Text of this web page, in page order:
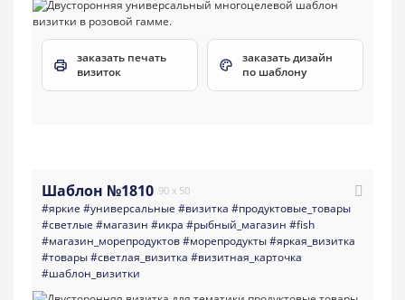
заказать печать
визиток
заказать дизайн
по шаблону
Шаблон №1810 90 x 50
#яркие #универсальные #визитка #продуктовые_товары
#светлые #магазин #икра #рыбный_магазин #fish
#магазин_морепродуктов#морепродукты#яркая_визитка
#товары#светлая_визитка #визитная_карточка
#шаблон_визитки